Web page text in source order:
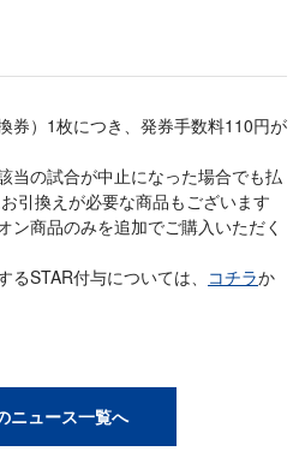
券）1枚につき、発券手数料110円が
当の試合が中止になった場合でも払
引換えが必要な商品もございます
ン商品のみを追加でご購入いただく
STAR付与については、 コチラか
ニュース一覧へ